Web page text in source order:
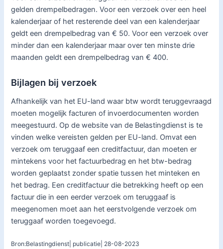
gelden drempelbedragen. Voor een verzoek over een heel
kalenderjaar of het resterende deel van een kalenderjaar
geldt een drempelbedrag van € 50. Voor een verzoek over
minder dan een kalenderjaar maar over ten minste drie
maanden geldt een drempelbedrag van € 400.
Bijlagen bij verzoek
Afhankelijk van het EU-land waar btw wordt teruggevraagd
moeten mogelijk facturen of invoerdocumenten worden
meegestuurd. Op de website van de Belastingdienst is te
vinden welke vereisten gelden per EU-land. Omvat een
verzoek om teruggaaf een creditfactuur, dan moeten er
mintekens voor het factuurbedrag en het btw-bedrag
worden geplaatst zonder spatie tussen het minteken en
het bedrag. Een creditfactuur die betrekking heeft op een
factuur die in een eerder verzoek om teruggaaf is
meegenomen moet aan het eerstvolgende verzoek om
teruggaaf worden toegevoegd.
Bron:Belastingdienst| publicatie| 28-08-2023